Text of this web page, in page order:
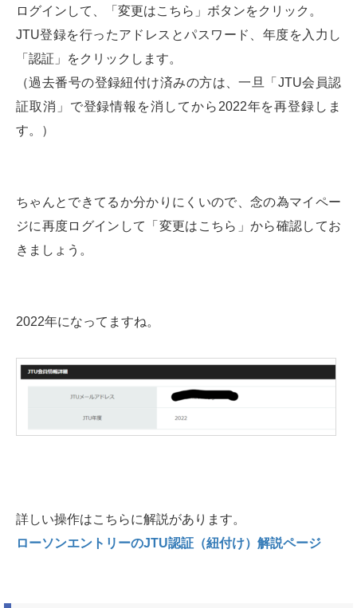
ログインして、「変更はこちら」ボタンをクリック。
JTU登録を行ったアドレスとパスワード、年度を入力し
「認証」をクリックします。
（過去番号の登録紐付け済みの方は、一旦「JTU会員認
証取消」で登録情報を消してから2022年を再登録しま
す。）
ちゃんとできてるか分かりにくいので、念の為マイペー
ジに再度ログインして「変更はこちら」から確認してお
きましょう。
2022年になってますね。
詳しい操作はこちらに解説があります。
ローソンエントリーのJTU認証（紐付け）解説ページ